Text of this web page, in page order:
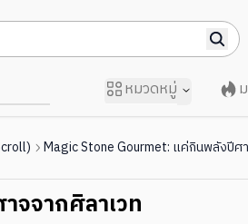
หมวดหมู่
Magic Stone Gourmet: แค่กินพลังปีศ
จจากศิลาเวท